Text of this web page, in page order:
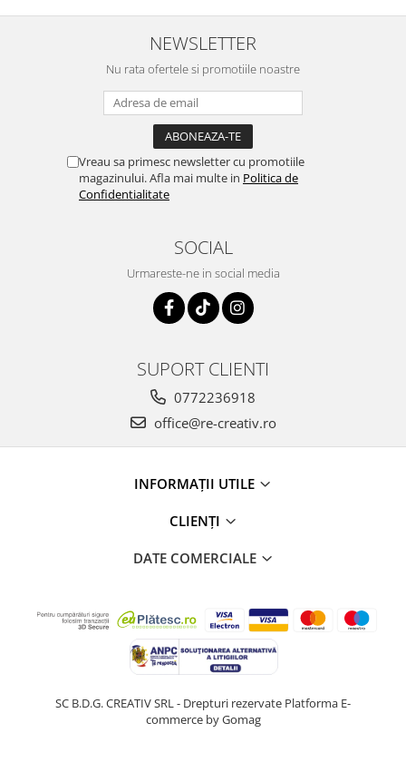
NEWSLETTER
Nu rata ofertele si promotiile noastre
Vreau sa primesc newsletter cu promotiile
magazinului. Afla mai multe in Politica de
Confidentialitate
SOCIAL
Urmareste-ne in social media
SUPORT CLIENTI
0772236918
office@re-creativ.ro
INFORMAȚII UTILE
CLIENȚI
DATE COMERCIALE
SC B.D.G. CREATIV SRL - Drepturi rezervate Platforma E-
commerce by Gomag